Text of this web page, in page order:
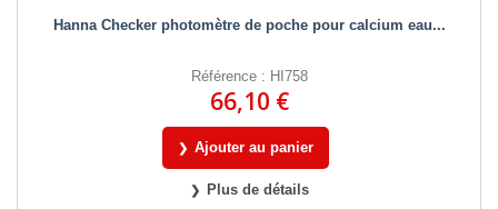
Hanna Checker photomètre de poche pour calcium eau...
Référence : HI758
66,10 €
Ajouter au panier
Plus de détails